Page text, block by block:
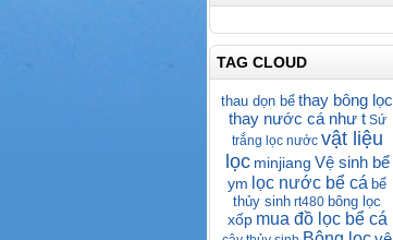
TAG CLOUD
thau dọn bể thay bông lọc
thay nước cá như t Sứ
trắng lọc nước vật liệu
lọc minjiang Vệ sinh bể
ym lọc nước bể cá bể
thủy sinh rt480 bông lọc
xốp mua đồ lọc bể cá